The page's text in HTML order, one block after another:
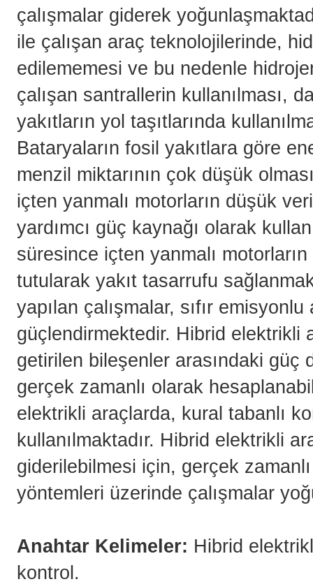
çalışmalar giderek
ile çalışan araç teknolojilerinde,
edilememesi ve bu nedenle
çalışan santrallerin kullanılması,
yakıtların yol taşıtlarında
Bataryaların fosil yakıtlara göre
menzil miktarının çok düşük
içten yanmalı motorların düşük
yardımcı güç kaynağı olarak
süresince içten yanmalı
tutularak yakıt tasarrufu
yapılan çalışmalar, sıfır
güçlendirmektedir. Hibrid elektrikli
getirilen bileşenler arasındaki güç
gerçek zamanlı olarak
elektrikli araçlarda, kural tabanlı
kullanılmaktadır. Hibrid elektrikli
giderilebilmesi için, gerçek
yöntemleri üzerinde çalışmalar
Anahtar Kelimeler: Hibrid
kontrol.